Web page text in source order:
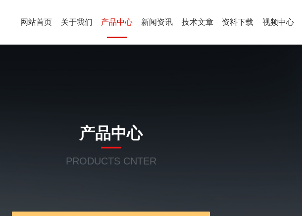
网站首页 关于我们 产品中心 新闻资讯 技术文章 资料下载 视频中心
产品中心
PRODUCTS CNTER